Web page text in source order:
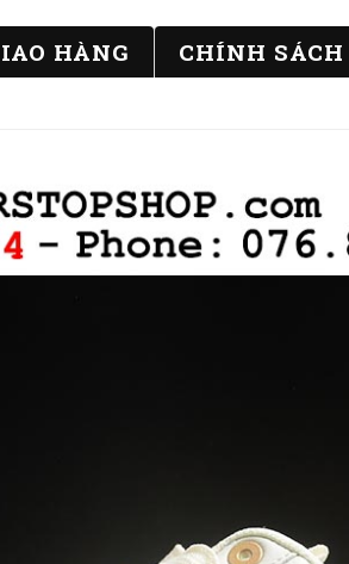
HÀNG
CHÍNH